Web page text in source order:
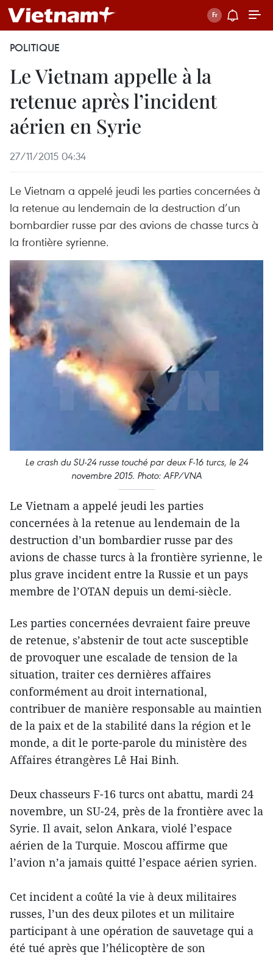
POLITIQUE
Le Vietnam appelle à la
retenue après l’incident
aérien en Syrie
27/11/2015 04:34
Le Vietnam a appelé jeudi les parties concernées à
la retenue au lendemain de la destruction d’un
bombardier russe par des avions de chasse turcs à
la frontière syrienne.
Le crash du SU-24 russe touché par deux F-16 turcs, le 24
novembre 2015. Photo: AFP/VNA
Le Vietnam a appelé jeudi les parties
concernées à la retenue au lendemain de la
destruction d’un bombardier russe par des
avions de chasse turcs à la frontière syrienne, le
plus grave incident entre la Russie et un pays
membre de l’OTAN depuis un demi-siècle.
Les parties concernées devraient faire preuve
de retenue, s’abstenir de tout acte susceptible
de provoquer une escalade de tension de la
situation, traiter ces dernières affaires
conformément au droit international,
contribuer de manière responsable au maintien
de la paix et de la stabilité dans la région et le
monde, a dit le porte-parole du ministère des
Affaires étrangères Lê Hai Binh.
Deux chasseurs F-16 turcs ont abattu, mardi 24
novembre, un SU-24, près de la frontière avec la
Syrie. Il avait, selon Ankara, violé l’espace
aérien de la Turquie. Moscou affirme que
l’avion n’a jamais quitté l’espace aérien syrien.
Cet incident a coûté la vie à deux militaires
russes, l’un des deux pilotes et un militaire
participant à une opération de sauvetage qui a
été tué après que l’hélicoptère de son